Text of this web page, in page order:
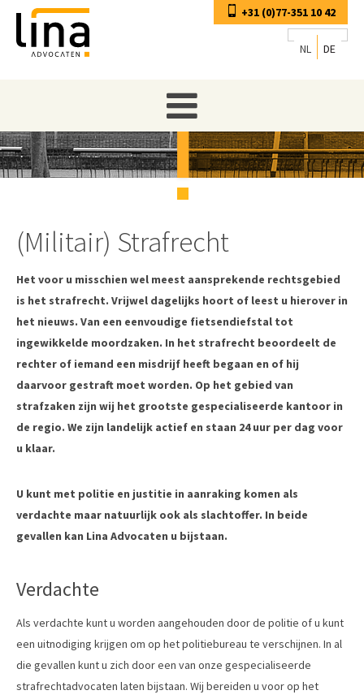
+31 (0)77-351 10 42
NL DE
(Militair) Strafrecht
Het voor u misschien wel meest aansprekende rechtsgebied
is het strafrecht. Vrijwel dagelijks hoort of leest u hierover in
het nieuws. Van een eenvoudige fietsendiefstal tot
ingewikkelde moordzaken. In het strafrecht beoordeelt de
rechter of iemand een misdrijf heeft begaan en of hij
daarvoor gestraft moet worden. Op het gebied van
strafzaken zijn wij het grootste gespecialiseerde kantoor in
de regio. We zijn landelijk actief en staan 24 uur per dag voor
u klaar.
U kunt met politie en justitie in aanraking komen als
verdachte maar natuurlijk ook als slachtoffer. In beide
gevallen kan Lina Advocaten u bijstaan.
Verdachte
Als verdachte kunt u worden aangehouden door de politie of u kunt
een uitnodiging krijgen om op het politiebureau te verschijnen. In al
die gevallen kunt u zich door een van onze gespecialiseerde
strafrechtadvocaten laten bijstaan. Wij bereiden u voor op het